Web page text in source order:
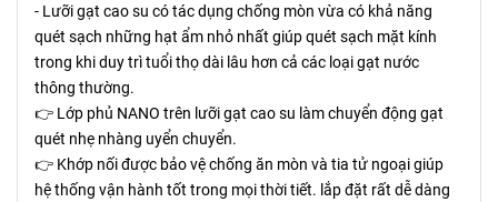
- Lưỡi gạt cao su có tác dụng chống mòn vừa có khả năng
quét sạch những hạt ẩm nhỏ nhất giúp quét sạch mặt kính
trong khi duy trì tuổi thọ dài lâu hơn cả các loại gạt nước
thông thường.
👉 Lớp phủ NANO trên lưỡi gạt cao su làm chuyển động gạt
quét nhẹ nhàng uyển chuyển.
👉 Khớp nối được bảo vệ chống ăn mòn và tia tử ngoại giúp
hệ thống vận hành tốt trong mọi thời tiết. lắp đặt rất dễ dàng